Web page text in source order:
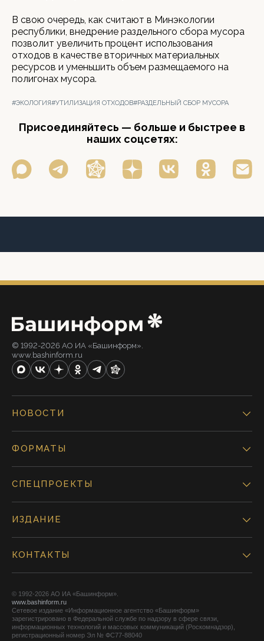
В свою очередь, как считают в Минэкологии
республики, внедрение раздельного сбора мусора
позволит увеличить процент использования
отходов в качестве вторичных материальных
ресурсов и уменьшить объем размещаемого на
полигонах мусора.
#ЭКОЛОГИЯ#УТИЛИЗАЦИЯ ОТХОДОВ#РАЗДЕЛЬНЫЙ СБОР МУСОРА
Присоединяйтесь — больше и быстрее в
наших соцсетях:
© 1992-2026 АО ИА «Башинформ».
www.bashinform.ru
НОВОСТИ
ФОРМАТЫ
СПЕЦПРОЕКТЫ
ИЗДАНИЕ
КОНТАКТЫ
© 1992-2026 АО ИА «Башинформ».
www.bashinform.ru
Сетевое издание «Информационное агентство «Башинформ»
зарегистрировано в Федеральной службе по надзору в сфере связи,
информационных технологий и массовых коммуникаций (Роскомнадзор),
регистрационный номер Эл № ФС77-88040